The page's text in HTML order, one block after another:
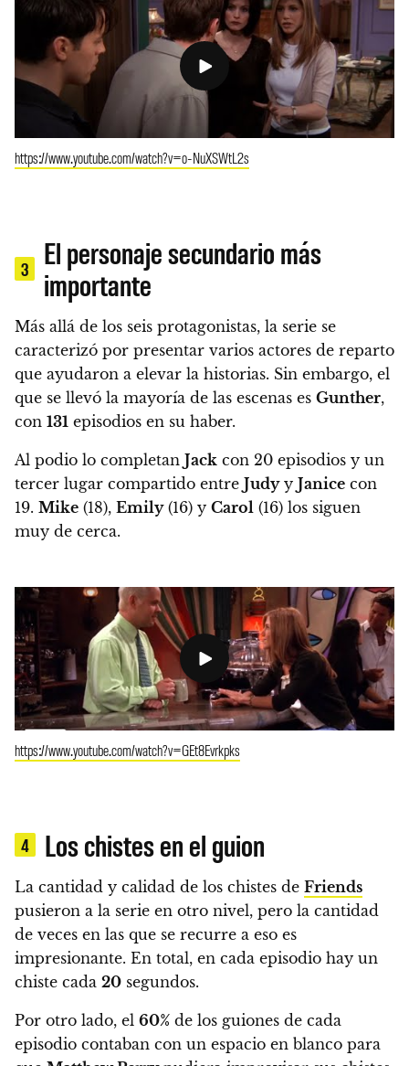
https://www.youtube.com/watch?v=o-NuXSWtL2s
3
El personaje secundario más
importante
Más allá de los seis protagonistas, la serie se
caracterizó por presentar varios actores de reparto
que ayudaron a elevar la historias. Sin embargo, el
que se llevó la mayoría de las escenas es Gunther,
con 131 episodios en su haber.
Al podio lo completan Jack con 20 episodios y un
tercer lugar compartido entre Judyy Janice con
19. Mike (18), Emily(16) y Carol (16) los siguen
muy de cerca.
https://www.youtube.com/watch?v=GEt8Evrkpks
4 Los chistes en el guion
La cantidad y calidad de los chistes de Friends
pusieron a la serie en otro nivel, pero la cantidad
de veces en las que se recurre a eso es
impresionante. En total, en cada episodio hay un
chiste cada 20 segundos.
Por otro lado, el 60% de los guiones de cada
episodio contaban con un espacio en blanco para